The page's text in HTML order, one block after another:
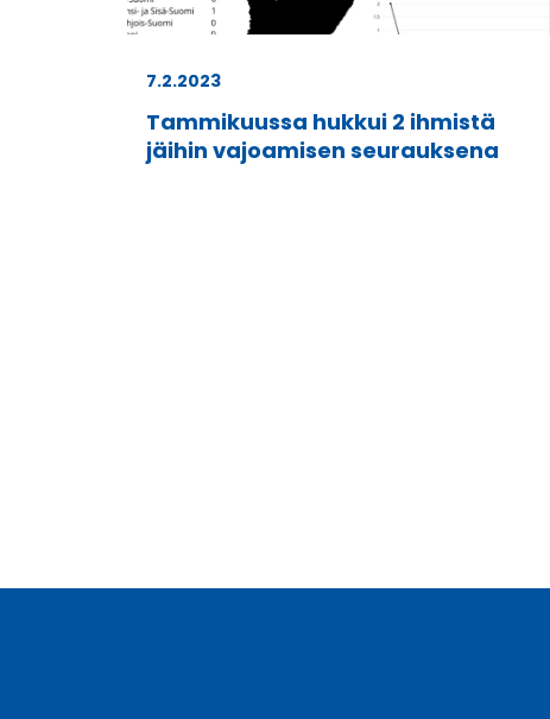
7.2.2023
Tammikuussa hukkui 2 ihmistä
jäihin vajoamisen seurauksena